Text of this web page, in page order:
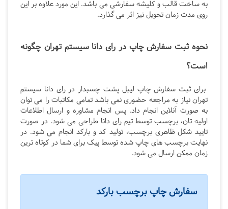
به ساخت قالب و کلیشه سفارشی می باشد. این مورد علاوه بر این
روی مدت زمان تحویل نیز اثر می گذارد.
نحوه ثبت سفارش چاپ در رای دانا سیستم تهران چگونه
است؟
برای ثبت سفارش چاپ لیبل پشت چسبدار در رای دانا سیستم
تهران نیاز به مراجعه حضوری نمی باشد تمامی مکاتبات را می توان
به صورت آنلاین انجام داد. پس انجام مشاوره و ارسال اطلاعات
اولیه تان، برچسب توسط تیم رای دانا طراحی می شود. در صورت
تایید شکل ظاهری برچسب، تولید کد و بارکد انجام می شود. در
نهایت برچسب های چاپ شده توسط پیک برای شما در کوتاه ترین
زمان ممکن ارسال می شود.
سفارش چاپ برچسب بارکد